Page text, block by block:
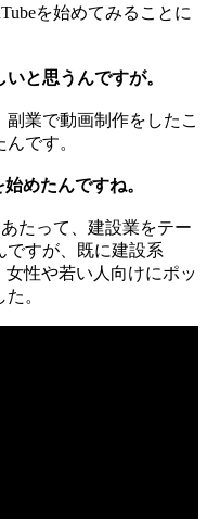
を始めてみることに
と思うんですが。
業で動画制作をしたこ
です。
めたんですね。
たって、建設業をテー
ですが、既に建設系
女性や若い人向けにポッ
。